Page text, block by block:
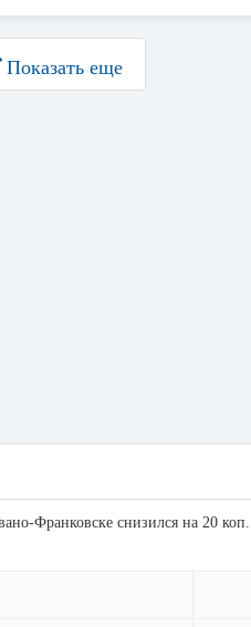
Показать еще
Франковске снизился на 20